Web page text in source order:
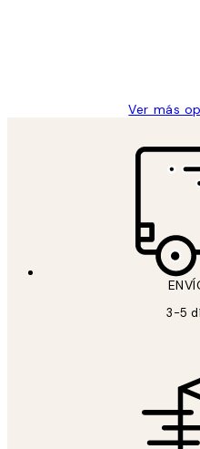
Ver más
3-5